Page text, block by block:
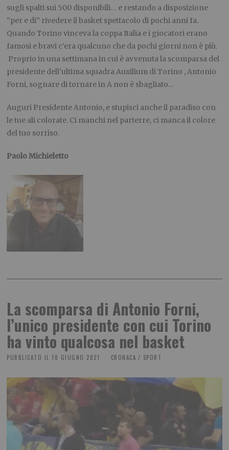
sugli spalti sui 500 disponibili… e restando a disposizione
“per e di” rivedere il basket spettacolo di pochi anni fa.
Quando Torino vinceva la coppa Italia e i giocatori erano
famosi e bravi c’era qualcuno che da pochi giorni non è più.
Proprio in una settimana in cui è avvenuta la scomparsa del
presidente dell’ultima squadra Auxilium di Torino , Antonio
Forni, sognare di tornare in A non è sbagliato…
Auguri Presidente Antonio, e stupisci anche il paradiso con
le tue ali colorate. Ci manchi nel parterre, ci manca il colore
del tuo sorriso.
Paolo Michieletto
La scomparsa di Antonio Forni,
l’unico presidente con cui Torino
ha vinto qualcosa nel basket
PUBBLICATO IL 18 GIUGNO 2021 CRONACA / SPORT